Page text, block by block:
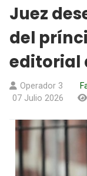
Juez
del
editorial
Operador 3
07 Julio 2026